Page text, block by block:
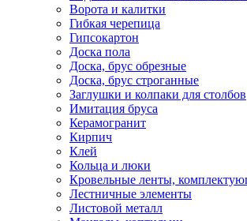
Ворота и калитки
Гибкая черепица
Гипсокартон
Доска пола
Доска, брус обрезные
Доска, брус строганные
Заглушки и колпаки для столбов
Имитация бруса
Керамогранит
Кирпич
Клей
Кольца и люки
Кровельные ленты,
Лестничные элементы
Листовой металл